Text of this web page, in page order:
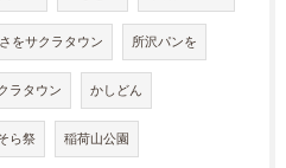
をサクラタウン 所沢パンを
ラタウン かしどん
ら祭 稲荷山公園